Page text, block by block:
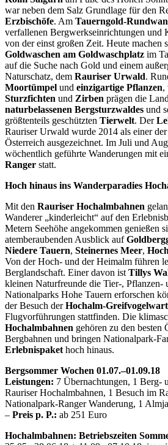
war neben dem Salz Grundlage für den
Erzbischöfe. Am Tauerngold-
verfallenen Bergwerkseinrichtungen und
von der einst großen Zeit. Heute machen
Goldwaschen am Goldwaschplatz im
auf die Suche nach Gold und einem
Naturschatz, dem Rauriser Urwald.
Moortümpel und einzigartige Pflanzen,
Sturzfichten und Zirben prägen die
naturbelassenen Bergsturzwaldes und
größtenteils geschützten Tierwelt. Der
Rauriser Urwald wurde 2014 als einer
Österreich ausgezeichnet. Im Juli und
wöchentlich geführte Wanderungen mit
Ranger statt.
Hoch hinaus ins Wanderparadies
Mit den Rauriser Hochalmbahnen
Wanderer „kinderleicht“ auf den
Metern Seehöhe angekommen genießen
atemberaubenden Ausblick auf
Niedere Tauern, Steinernes Meer,
Von der Hoch- und der Heimalm führen
Berglandschaft. Einer davon ist Tillys
kleinen Naturfreunde die Tier-, Pflanzen-
Nationalparks Hohe Tauern erforschen
der Besuch derHochalm-
Flugvorführungen stattfinden. Die
Hochalmbahnen gehören zu den besten
Bergbahnen und bringen Nationalpark-
Erlebnispaket hoch hinaus.
Bergsommer Wochen 01.07.–01.09.18
Leistungen: 7 Übernachtungen, 1 Berg-
Rauriser Hochalmbahnen, 1 Besuch im
Nationalpark-Ranger Wanderung, 1
– Preis p. P.: ab 251 Euro
Hochalmbahnen: Betriebszeiten